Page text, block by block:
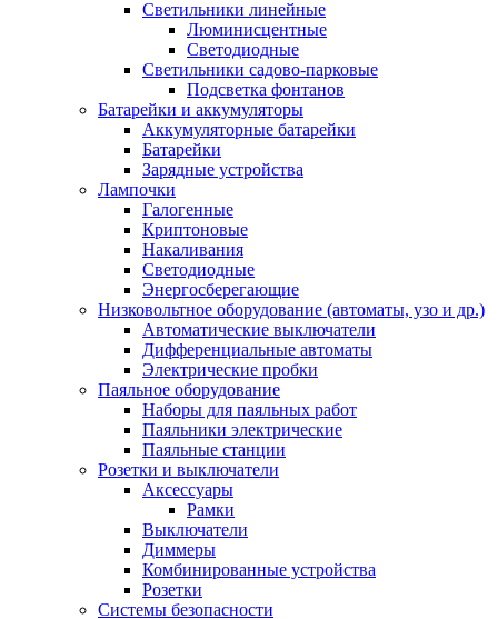
Светильники линейные
Люминисцентные
Светодиодные
Светильники садово-парковые
Подсветка фонтанов
Батарейки и аккумуляторы
Аккумуляторные батарейки
Батарейки
Зарядные устройства
Лампочки
Галогенные
Криптоновые
Накаливания
Светодиодные
Энергосберегающие
Низковольтное оборудование (автоматы, узо и др.)
Автоматические выключатели
Дифференциальные автоматы
Электрические пробки
Паяльное оборудование
Наборы для паяльных работ
Паяльники электрические
Паяльные станции
Розетки и выключатели
Аксессуары
Рамки
Выключатели
Диммеры
Комбинированные устройства
Розетки
Системы безопасности